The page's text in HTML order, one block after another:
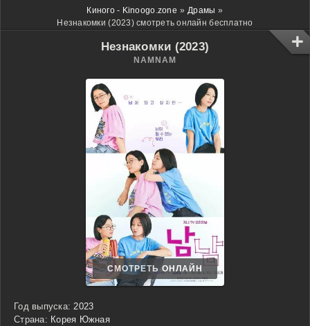
Киного - Kinoogo.zone » Драмы »
Незнакомки (2023) смотреть онлайн бесплатно
Незнакомки (2023)
NAMNAM
СМОТРЕТЬ ОНЛАЙН
Год выпуска: 2023
Страна: Корея Южная